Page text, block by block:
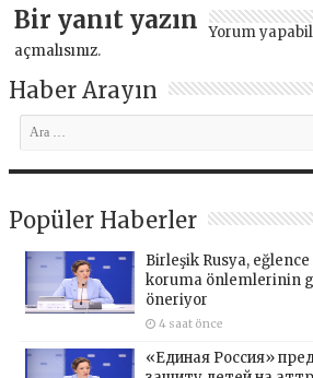
Bir yanıt yazın Yorum
açmalısınız.
Haber Arayın
Popüler Haberler
Birleşik Rusya,
koruma önlemlerinin
öneriyor
4 saat önce
«Единая Россия»